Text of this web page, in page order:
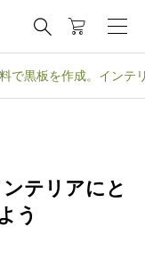

で黒板を作成。インテ
テリアにと
う